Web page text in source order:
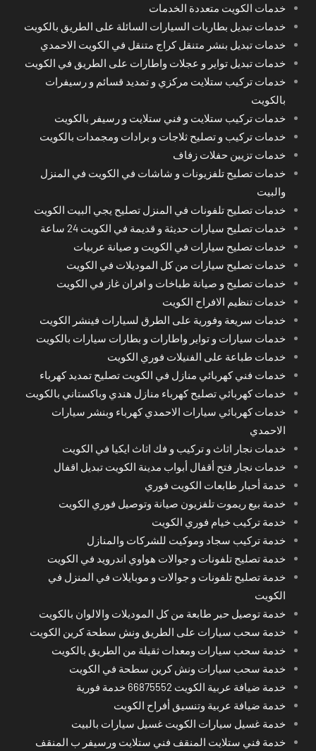
خدمات الكويت متعددة الخدمات
خدمات تبديل بطاريات السيارات السائلة على الطريق بالكويت
خدمات تبديل بنشر متنقل كراج متنقل في الكويت الاحمدي
خدمات تبديل تواير و عجلات واطارات على الطريق في الكويت
خدمات تركيب ستلايت مركزي و تمديد قسائم و رسيفرات
بالكويت
خدمات تركيب ستلايت و فني ستلايت و رسيفر بالكويت
خدمات تركيب و تصليح ثلاجات و برادات ومجمدات بالكويت
خدمات تزيين حفلات زفاف
خدمات تصليح تلفزيونات و شاشات في الكويت في المنزل
والبيت
خدمات تصليح تلفونات في المنزل تصليح يجي البيت الكويت
خدمات تصليح سيارات حديثة و قديمة في الكويت 24 ساعة
خدمات تصليح سيارات في الكويت و صيانة عربيات
خدمات تصليح سيارات من كل الموديلات في الكويت
خدمات تصليح و صيانة طباخات و افران غاز في الكويت
خدمات تنظيم الافراح الكويت
خدمات سريعة وفورية على الطرق لسيارات فينشر الكويت
خدمات سيارات و تواير واطارات و بطارات سيارات بالكويت
خدمات طباعة على الفنيلات فوري الكويت
خدمات فني كهربائي منازل في الكويت تصليح تمديد كهرباء
خدمات كهربائي تصليح كهرباء منازل هندي وباكستاني بالكويت
خدمات كهربائي سيارات الاحمدي كهرباء وبنشر سيارات
الاحمدي
خدمات نجار اثاث و تركيب و فك اثاث ايكيا في الكويت
خدمات نجار فتح أقفال أبواب مدينة الكويت تبديل اقفال
خدمة أحبار طابعات الكويت فوري
خدمة بيع ريموت تلفزيون صيانة وتوصيل فوري الكويت
خدمة تركيب خيام فوري الكويت
خدمة تركيب سجاد وموكيت للشركات والمنازل
خدمة تصليح تلفونات و جوالات هواوي اندرويد في الكويت
خدمة تصليح تلفونات و جوالات و موبايلات في المنزل في
الكويت
خدمة توصيل حبر طابعة من كل الموديلات والالوان بالكويت
خدمة سحب سيارات على الطريق ونش سطحة كرين الكويت
خدمة سحب سيارات ومعدات ثقيلة من الطريق بالكويت
خدمة سحب سيارات ونش كرين سطحة في الكويت
خدمة ضيافة عربية الكويت 66875552 خدمة فورية
خدمة ضيافة عربية وتنسيق أفراح الكويت
خدمة غسيل سيارات الكويت غسيل سيارات بالبيت
خدمة فني ستلايت المنقف فني ستلايت ورسيفر ب المنقف